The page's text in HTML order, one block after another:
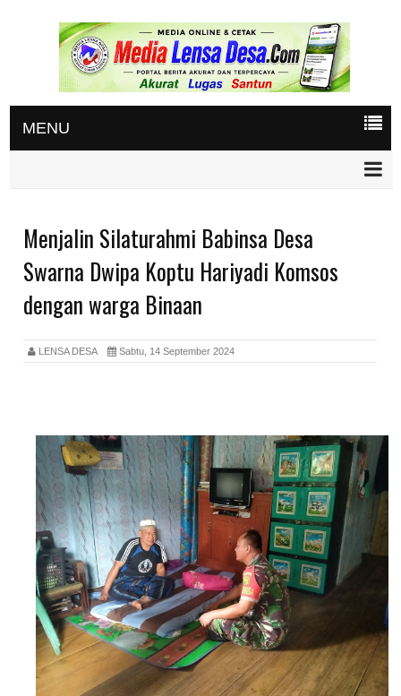
MENU
Menjalin Silaturahmi Babinsa Desa
Swarna Dwipa Koptu Hariyadi Komsos
dengan warga Binaan
LENSA DESA Sabtu, 14 September 2024